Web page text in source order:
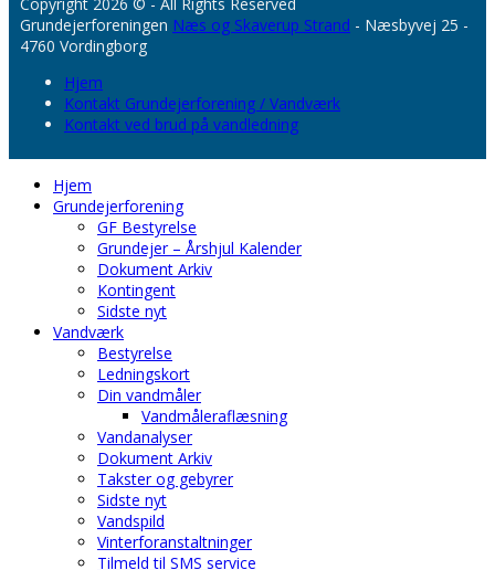
Grundejerforeningen Næs og Skaverup Strand - Næsbyvej 25 -
4760 Vordingborg
Hjem
Kontakt Grundejerforening / Vandværk
Kontakt ved brud på vandledning
Hjem
Grundejerforening
GF Bestyrelse
Grundejer – Årshjul Kalender
Dokument Arkiv
Kontingent
Sidste nyt
Vandværk
Bestyrelse
Ledningskort
Din vandmåler
Vandmåleraflæsning
Vandanalyser
Dokument Arkiv
Takster og gebyrer
Sidste nyt
Vandspild
Vinterforanstaltninger
Tilmeld til SMS service